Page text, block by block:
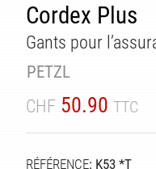
Cordex Plus
Gants pour
PETZL
CHF 50.90 TTC
RÉFÉRENCE: K53 *T